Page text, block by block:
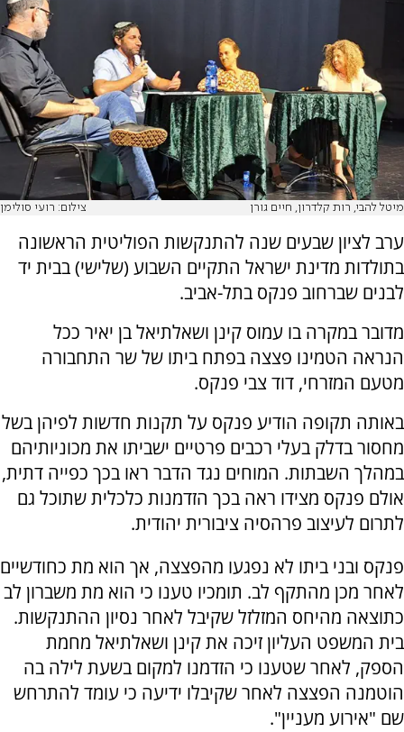
מיטל להבי, רות קלדרון, חיים גורן צילום: רועי סולימן
ערב לציון שבעים שנה להתנקשות הפוליטית הראשונה
בתולדות מדינת ישראל התקיים השבוע (שלישי) בבית יד
לבנים שברחוב פנקס בתל-אביב.
מדובר במקרה בו עמוס קינן ושאלתיאל בן יאיר ככל
הנראה הטמינו פצצה בפתח ביתו של שר התחבורה
מטעם המזרחי, דוד צבי פנקס.
באותה תקופה הודיע פנקס על תקנות חדשות לפיהן בשל
מחסור בדלק בעלי רכבים פרטיים ישביתו את מכוניותיהם
במהלך השבתות. המוחים נגד הדבר ראו בכך כפייה דתית,
אולם פנקס מצידו ראה בכך הזדמנות כלכלית שתוכל גם
לתרום לעיצוב פרהסיה ציבורית יהודית.
פנקס ובני ביתו לא נפגעו מהפצצה, אך הוא מת כחודשיים
לאחר מכן מהתקף לב. תומכיו טענו כי הוא מת משברון לב
כתוצאה מהיחס המזלזל שקיבל לאחר נסיון ההתנקשות.
בית המשפט העליון זיכה את קינן ושאלתיאל מחמת
הספק, לאחר שטענו כי הזדמנו למקום בשעת לילה בה
הוטמנה הפצצה לאחר שקיבלו ידיעה כי עומד להתרחש
שם "אירוע מעניין".